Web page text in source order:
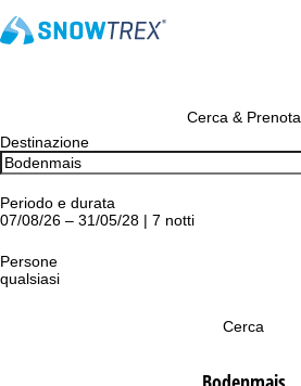
Cerca & Prenota
Destinazione
Periodo e durata
07/08/26 – 31/05/28 | 7 notti
Persone
qualsiasi
Cerca